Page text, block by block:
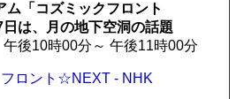
ム「コズミックフロント
は、月の地下空洞の話題
後10時00分～ 午後11時00分
フロント☆NEXT - NHK